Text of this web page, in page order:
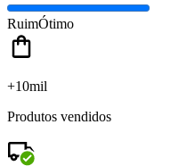
RuimÓtimo
+10mil
Produtos vendidos